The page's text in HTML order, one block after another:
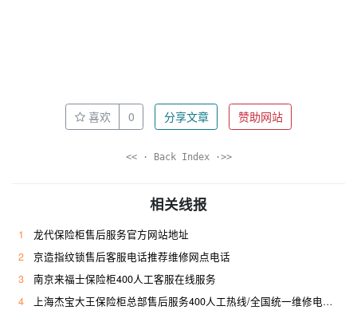
喜欢 0 分享文章 赞助网站
<< · Back Index ·>>
相关线报
1
龙代保险柜售后服务官方网站地址
2
京造指纹锁售后客服电话推荐维修网点电话
3
南京来福士保险柜400人工客服在线服务
4
上海杰宝大王保险柜总部售后服务400人工热线/全国统一维修电话是多少